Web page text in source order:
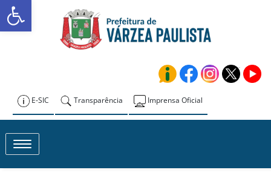
Skip
to
Prefeitura de
E-SIC Transparência Imprensa Oficial
Toggle navigation